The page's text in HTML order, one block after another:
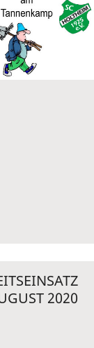
2020